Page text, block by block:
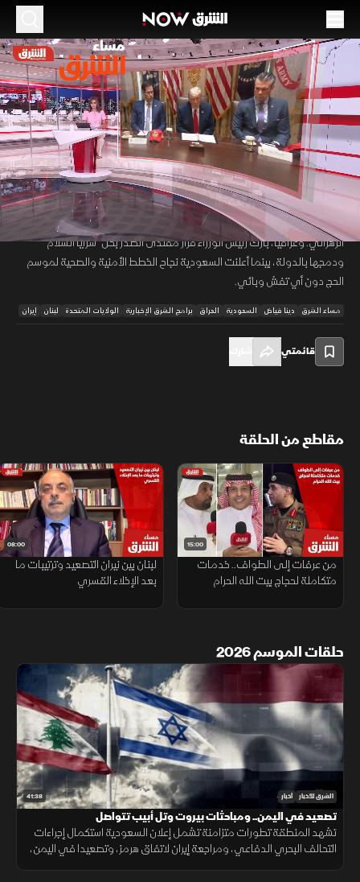
00:12/45:33
الموسم 2026
العراق يشيد بقرار "سرايا السلام".. والسعودية
تعلن نجاح الحج
27 مايو 2026 45:33 أخبار
مساء الشرق
حذر ترمب من عودة أميركا لإتمام المهمة إذا فشلت الدبلوماسية مع إيران.
وميدانيا، طالب الجيش الإسرائيلي سكان جنوب لبنان بالانتقال شمال نهر
الزهراني. وعراقيا، بارك رئيس الوزراء قرار مقتدى الصدر بحل "سرايا السلام"
ودمجها بالدولة، بينما أعلنت السعودية نجاح الخطط الأمنية والصحية لموسم
الحج دون أي تفش وبائي.
مساء الشرق دينا فياض السعودية العراق برامج الشرق الإخبارية الولايات المتحدة لبنان إيران
قائمتي
مقاطع من الحلقة
15:00
من عرفات إلى الطواف.. خدمات
متكاملة لحجاج بيت الله الحرام
08:00
لبنان بين نيران التصعيد وترتيبات ما
بعد الإخلاء القسري
حلقات الموسم 2026
41:38 الشرق للأخبار أخبار
تصعيد في اليمن.. ومباحثات بيروت وتل أبيب تتواصل
تشهد المنطقة تطورات متزامنة تشمل إعلان السعودية استكمال إجراءات
التحالف البحري الدفاعي، ومراجعة إيران لاتفاق هرمز، وتصعيدا في اليمن،